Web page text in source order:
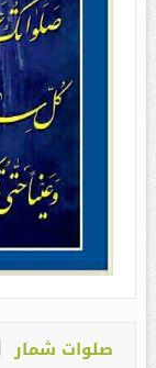
صلوات شمار